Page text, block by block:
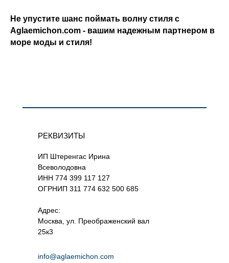
Не упустите шанс поймать волну стиля с
Aglaemichon.com - вашим надежным партнером в
море моды и стиля!
ИП Штеренгас Ирина
Всеволодовна
ИНН 774 399 117 127
ОГРНИП 311 774 632 500 685
Адрес:
Москва, ул. Преображенский вал
25к3
info@aglaemichon.com
РЕКВИЗИТЫ